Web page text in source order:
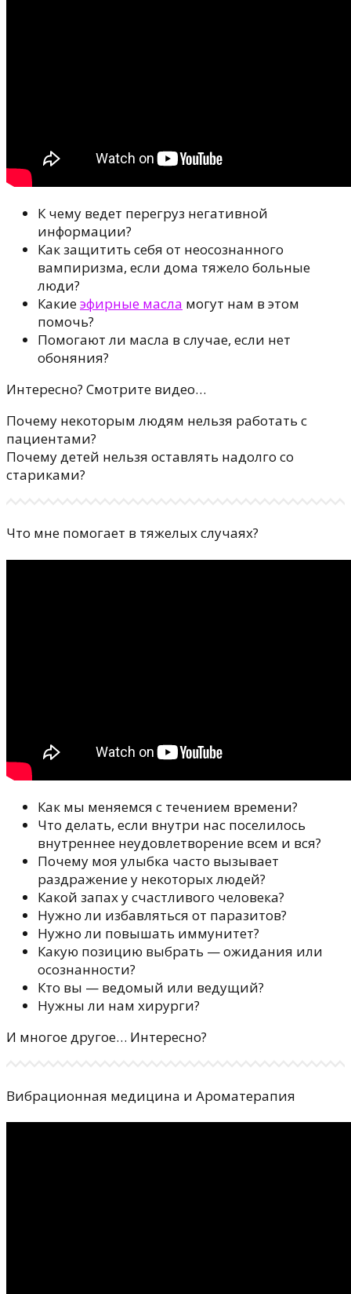
К чему ведет перегруз негативной
информации?
Как защитить себя от неосознанного
вампиризма, если дома тяжело больные
люди?
Какиеэфирные масла могут нам в этом
помочь?
Помогают ли масла в случае, eсли нет
обоняния?
Интересно? Смотрите видео…
Почему некоторым людям нельзя работать с
пациентами?
Почему детей нельзя оставлять надолго со
стариками?
Что мне помогает в тяжелых случаях?
Как мы меняемся с течением времени?
Что делать, если внутри нас поселилось
внутреннее неудовлетворение всем и вся?
Почему моя улыбка часто вызывает
раздражение у некоторых людей?
Какой запах у счастливого человека?
Нужно ли избавляться от паразитов?
Нужно ли повышать иммунитет?
Какую позицию выбрать — ожидания или
осознанности?
Кто вы — ведомый или ведущий?
Нужны ли нам хирурги?
И многое другое… Интересно?
Вибрационная медицина и Ароматерапия